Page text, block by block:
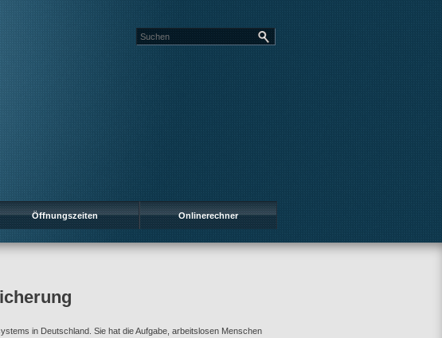
Öffnungszeiten Onlinerechner
in Deutschland. Sie hat die Aufgabe, arbeitslosen Menschen